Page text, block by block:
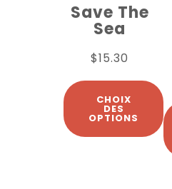
Save The
Sea
$15.30
CHOIX
DES
OPTIONS